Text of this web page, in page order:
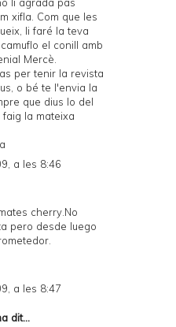
xifla. Com que les
li faré la teva
el conill amb
Mercè.
per tenir la revista
o bé te l'envia la
que dius lo del
la mateixa
a les 8:46
cherry.No
pero desde luego
a les 8:47
dit...